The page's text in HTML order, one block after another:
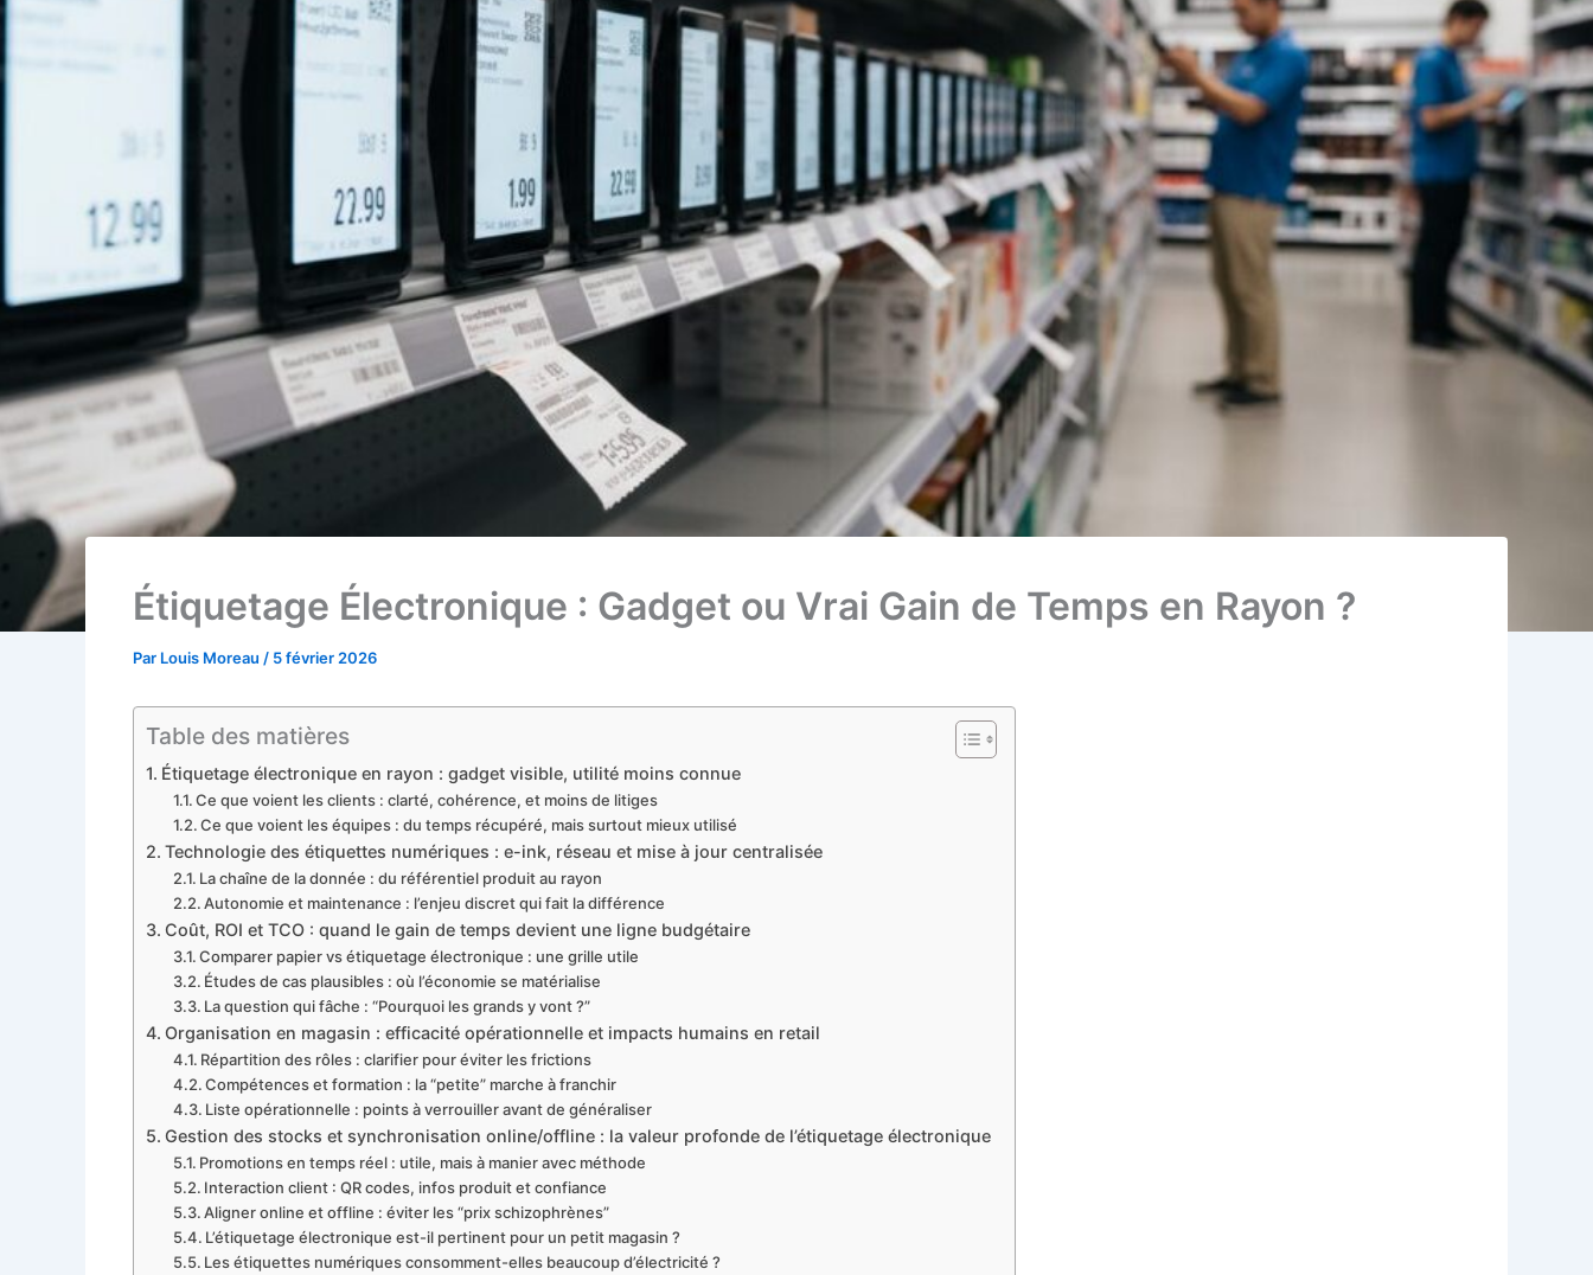
Étiquetage Électronique : Gadget ou Vrai Gain de Temps en Rayon ?
Par Louis Moreau / 5 février 2026
Table des matières
Étiquetage électronique en rayon : gadget visible, utilité moins connue
Ce que voient les clients : clarté, cohérence, et moins de litiges
Ce que voient les équipes : du temps récupéré, mais surtout mieux utilisé
Technologie des étiquettes numériques : e-ink, réseau et mise à jour centralisée
La chaîne de la donnée : du référentiel produit au rayon
Autonomie et maintenance : l’enjeu discret qui fait la différence
Coût, ROI et TCO : quand le gain de temps devient une ligne budgétaire
Comparer papier vs étiquetage électronique : une grille utile
Études de cas plausibles : où l’économie se matérialise
La question qui fâche : “Pourquoi les grands y vont ?”
Organisation en magasin : efficacité opérationnelle et impacts humains en retail
Répartition des rôles : clarifier pour éviter les frictions
Compétences et formation : la “petite” marche à franchir
Liste opérationnelle : points à verrouiller avant de généraliser
Gestion des stocks et synchronisation online/offline : la valeur profonde de l’étiquetage électronique
Promotions en temps réel : utile, mais à manier avec méthode
Interaction client : QR codes, infos produit et confiance
Aligner online et offline : éviter les “prix schizophrènes”
L’étiquetage électronique est-il pertinent pour un petit magasin ?
Les étiquettes numériques consomment-elles beaucoup d’électricité ?